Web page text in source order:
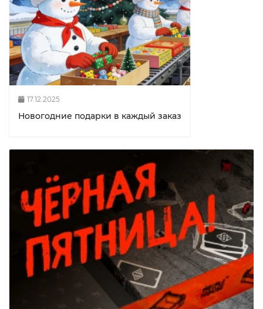
17.12.2025
Новогодние подарки в каждый заказ